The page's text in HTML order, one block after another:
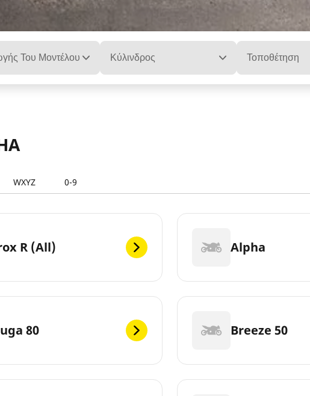
Του Μοντέλου Κύλινδρος Τοποθέτηση
WXYZ 0-9
R (All) Alpha
80 Breeze 50